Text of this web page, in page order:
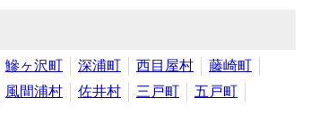
鰺ヶ沢町 深浦町 西目屋村
藤崎町
風間浦村 佐井村 三戸町
五戸町